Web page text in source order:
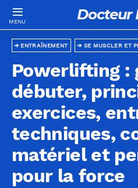
Docteur
SE MUSCLER ET
ENTRAÎNEMENT
Powerlifting :
débuter,
exercices,
techniques,
matériel et
pour la force